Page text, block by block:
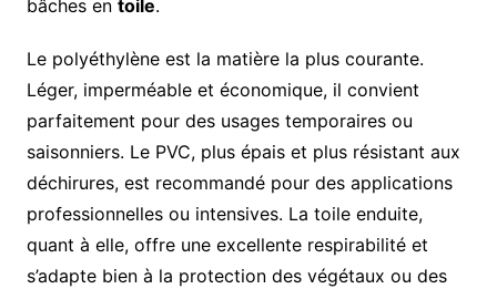
bâches en toile.
Le polyéthylène est la matière la plus courante.
Léger, imperméable et économique, il convient
parfaitement pour des usages temporaires ou
saisonniers. Le PVC, plus épais et plus résistant aux
déchirures, est recommandé pour des applications
professionnelles ou intensives. La toile enduite,
quant à elle, offre une excellente respirabilité et
s’adapte bien à la protection des végétaux ou des